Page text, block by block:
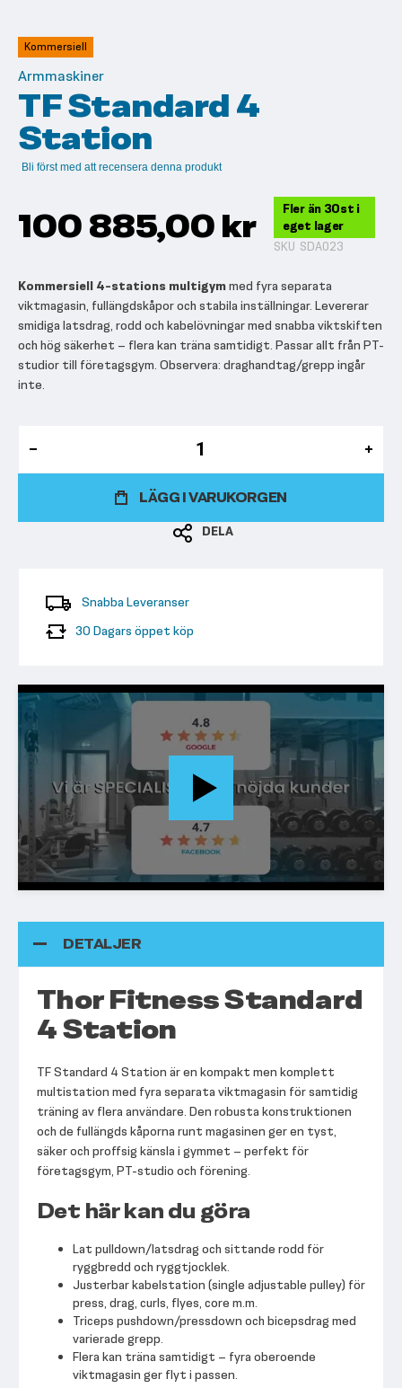
av
bildgalleriet
Kommersiell
Armmaskiner
TF Standard 4
Station
Bli först med att recensera denna produkt
100 885,00 kr
Fler än 30st i
eget lager
SKU SDA023
Kommersiell 4-stations multigymmed fyra separata
viktmagasin, fullängdskåpor och stabila inställningar. Levererar
smidiga latsdrag, rodd och kabelövningar med snabba viktskiften
och hög säkerhet – flera kan träna samtidigt. Passar allt från PT-
studior till företagsgym. Observera: draghandtag/grepp ingår
inte.
LÄGG I VARUKORGEN
DELA
Snabba Leveranser
30 Dagars öppet köp
DETALJER
Thor Fitness Standard
4 Station
TF Standard 4 Station är en kompakt men komplett
multistation med fyra separata viktmagasin för samtidig
träning av flera användare. Den robusta konstruktionen
och de fullängds kåporna runt magasinen ger en tyst,
säker och proffsig känsla i gymmet – perfekt för
företagsgym, PT-studio och förening.
Det här kan du göra
Lat pulldown/latsdrag och sittande rodd för
ryggbredd och ryggtjocklek.
Justerbar kabelstation (single adjustable pulley) för
press, drag, curls, flyes, core m.m.
Triceps pushdown/pressdown och bicepsdrag med
varierade grepp.
Flera kan träna samtidigt – fyra oberoende
viktmagasin ger flyt i passen.